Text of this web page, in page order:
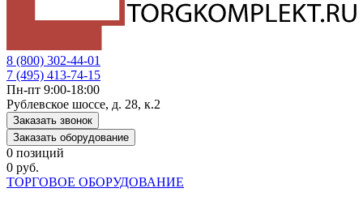
8 (800) 302-44-01
7 (495) 413-74-15
Пн-пт 9:00-18:00
Рублевское шоссе, д. 28, к.2
Заказать звонок
Заказать оборудование
0 позиций
0 руб.
ТОРГОВОЕ ОБОРУДОВАНИЕ